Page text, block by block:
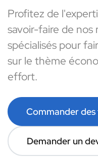
Profitez de
savoir-faire de nos
spécialisés pour
sur le thème
effort.
Commander des
Demander un